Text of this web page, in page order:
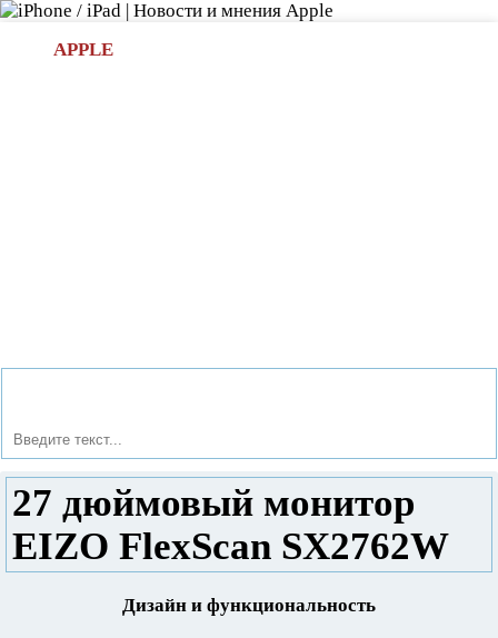
APPLE
27 дюймовый монитор
EIZO FlexScan SX2762W
Дизайн и функциональность